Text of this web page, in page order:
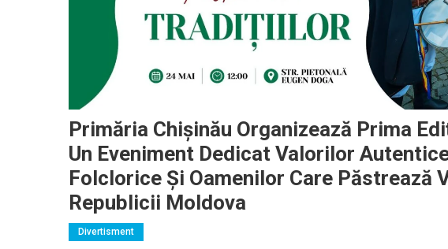
Primăria Chișinău Organizează Prima
Un Eveniment Dedicat Valorilor
Folclorice Și Oamenilor Care Păstrează
Republicii Moldova
Divertisment